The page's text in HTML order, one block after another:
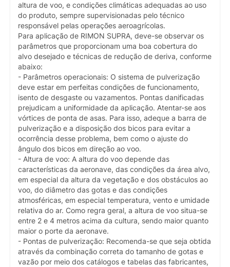
altura de voo, e condições climáticas adequadas ao uso
do produto, sempre supervisionadas pelo técnico
responsável pelas operações aeroagrícolas.
Para aplicação de RIMON SUPRA, deve-se observar os
parâmetros que proporcionam uma boa cobertura do
alvo desejado e técnicas de redução de deriva, conforme
abaixo:
- Parâmetros operacionais: O sistema de pulverização
deve estar em perfeitas condições de funcionamento,
isento de desgaste ou vazamentos. Pontas danificadas
prejudicam a uniformidade da aplicação. Atentar-se aos
vórtices de ponta de asas. Para isso, adeque a barra de
pulverização e a disposição dos bicos para evitar a
ocorrência desse problema, bem como o ajuste do
ângulo dos bicos em direção ao voo.
- Altura de voo: A altura do voo depende das
características da aeronave, das condições da área alvo,
em especial da altura da vegetação e dos obstáculos ao
voo, do diâmetro das gotas e das condições
atmosféricas, em especial temperatura, vento e umidade
relativa do ar. Como regra geral, a altura de voo situa-se
entre 2 e 4 metros acima da cultura, sendo maior quanto
maior o porte da aeronave.
- Pontas de pulverização: Recomenda-se que seja obtida
através da combinação correta do tamanho de gotas e
vazão por meio dos catálogos e tabelas das fabricantes,